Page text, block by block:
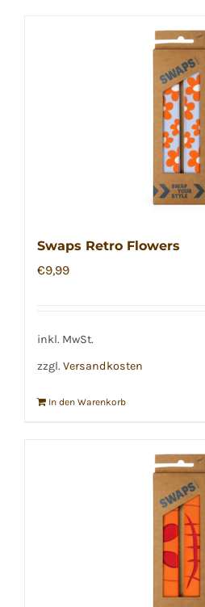
Swaps Retro Flowers
€9,99
inkl. MwSt.
zzgl. Versandkosten
In den Warenkorb